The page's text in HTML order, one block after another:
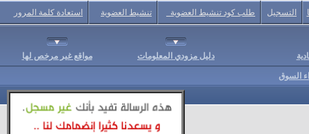
التسجيل طلب كود تنشيط العضوية تنشيط العضوية استعادة كلمة المرور
دليل مزودي المعلومات مواقع غير مرخص لها
السوق